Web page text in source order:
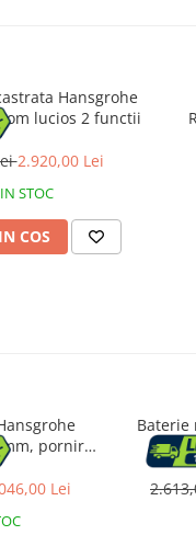
Hansgrohe
lucios 2 functii
2.920,00 Lei
IN STOC
COS
pornire
bronz,
Lei
Baterie